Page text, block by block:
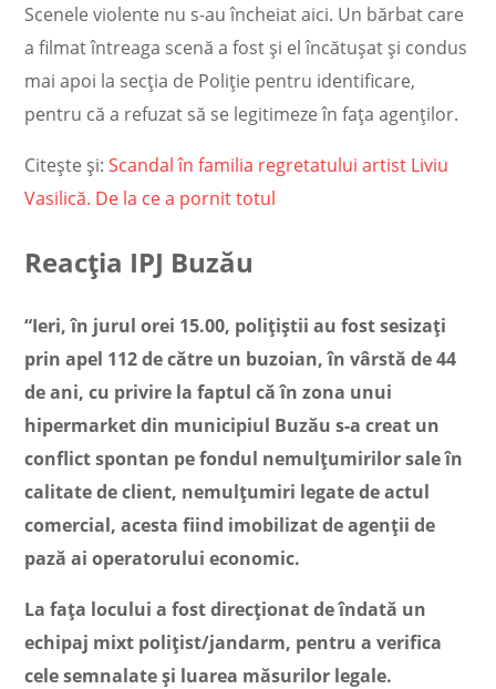
Scenele violente nu s-au încheiat aici. Un bărbat care
a filmat întreaga scenă a fost și el încătușat și condus
mai apoi la secția de Poliție pentru identificare,
pentru că a refuzat să se legitimeze în fața agenților.
Citește și:Scandal în familia regretatului artist Liviu
Vasilică. De la ce a pornit totul
Reacția IPJ Buzău
“Ieri, în jurul orei 15.00, polițiștii au fost sesizați
prin apel 112 de către un buzoian, în vârstă de 44
de ani, cu privire la faptul că în zona unui
hipermarket din municipiul Buzău s-a creat un
conflict spontan pe fondul nemulțumirilor sale în
calitate de client, nemulțumiri legate de actul
comercial, acesta fiind imobilizat de agenții de
pază ai operatorului economic.
La fața locului a fost direcționat de îndată un
echipaj mixt polițist/jandarm, pentru a verifica
cele semnalate și luarea măsurilor legale.